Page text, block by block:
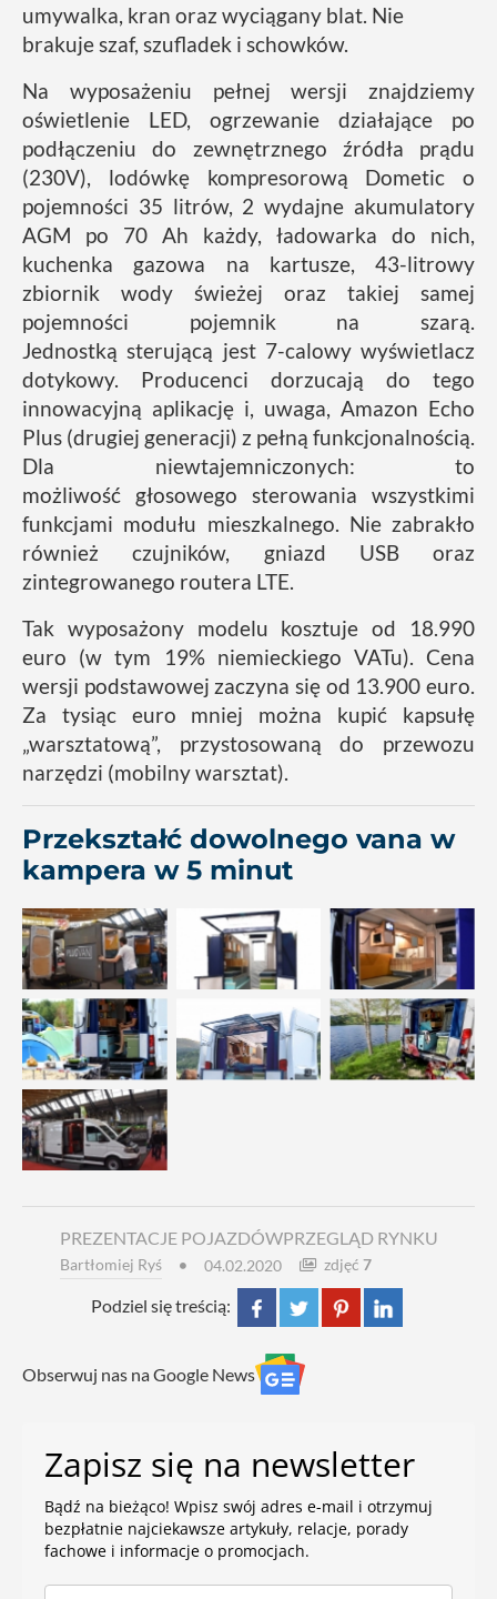
umywalka, kran oraz wyciągany blat. Nie
brakuje szaf, szufladek i schowków.
Na wyposażeniu pełnej wersji znajdziemy
oświetlenie LED, ogrzewanie działające po
podłączeniu do zewnętrznego źródła prądu
(230V), lodówkę kompresorową Dometic o
pojemności 35 litrów, 2 wydajne akumulatory
AGM po 70 Ah każdy, ładowarka do nich,
kuchenka gazowa na kartusze, 43-litrowy
zbiornik wody świeżej oraz takiej samej
pojemności pojemnik na szarą.
Jednostką sterującą jest 7-calowy wyświetlacz
dotykowy. Producenci dorzucają do tego
innowacyjną aplikację i, uwaga, Amazon Echo
Plus (drugiej generacji) z pełną funkcjonalnością.
Dla niewtajemniczonych: to
możliwość głosowego sterowania wszystkimi
funkcjami modułu mieszkalnego. Nie zabrakło
również czujników, gniazd USB oraz
zintegrowanego routera LTE.
Tak wyposażony modelu kosztuje od 18.990
euro (w tym 19% niemieckiego VATu). Cena
wersji podstawowej zaczyna się od 13.900 euro.
Za tysiąc euro mniej można kupić kapsułę
„warsztatową”, przystosowaną do przewozu
narzędzi (mobilny warsztat).
Przekształć dowolnego vana w
kampera w 5 minut
PREZENTACJE POJAZDÓWPRZEGLĄD RYNKU
Bartłomiej Ryś 04.02.2020 zdjęć 7
Podziel się treścią:
Obserwuj nas na Google News
Zapisz się na newsletter
Bądź na bieżąco! Wpisz swój adres e-mail i otrzymuj
bezpłatnie najciekawsze artykuły, relacje, porady
fachowe i informacje o promocjach.